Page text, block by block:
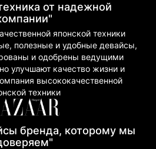
от надежной
японской техники
полезные и удобные девайсы,
и одобрены ведущими
улучшают качество жизни и
высококачественной
техники
бренда, которому мы